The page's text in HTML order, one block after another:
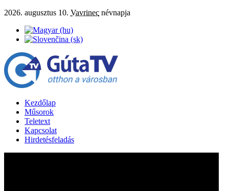
2026. augusztus 10. Vavrinec névnapja
Kezdőlap
Műsorok
Teletext
Kapcsolat
Hirdetésfeladás